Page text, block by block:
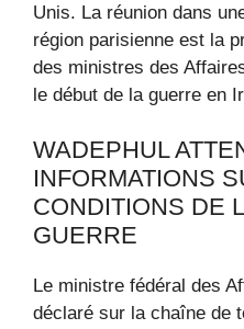
Unis. La réunion dans
région parisienne est la
des ministres des
le début de la guerre en
WADEPHUL
INFORMATIONS
CONDITIONS DE
GUERRE
Le ministre fédéral des
déclaré sur la chaîne de